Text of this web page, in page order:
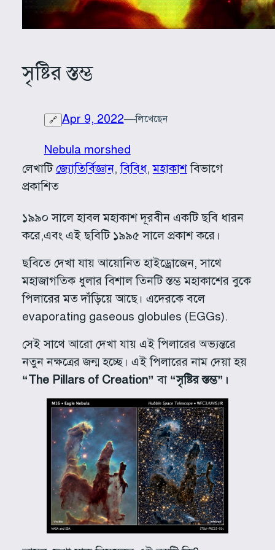
সৃষ্টির স্তম্ভ
🔗 Apr 9, 2022—লিখেছেন
Nebula morshed
লেখাটিজ্যোতির্বিজ্ঞান, বিবিধ, মহাকাশবিভাগে
প্রকাশিত
১৯৯০ সালে হাবল মহাকাশ দূরবীন একটি ছবি ধারন
করে,এবং এই ছবিটি ১৯৯৫ সালে প্রকাশ করে।
ছবিতে দেখা যায় আয়োনিত হাইড্রোজেন, সাথে
মহাজাগতিক ধুলার বিশাল তিনটি স্তম্ভ মহাকাশের বুকে
পিলারের মত দাঁড়িয়ে আছে। এদেরকে বলে
evaporating gaseous globules (EGGs).
সেই সাথে আরো দেখা যায় এই পিলারের অভ্যন্তরে
নতুন নক্ষত্রের জন্ম হচ্ছে। এই পিলারের নাম দেয়া হয়
“The Pillars of Creation” বা “সৃষ্টির স্তম্ভ”।